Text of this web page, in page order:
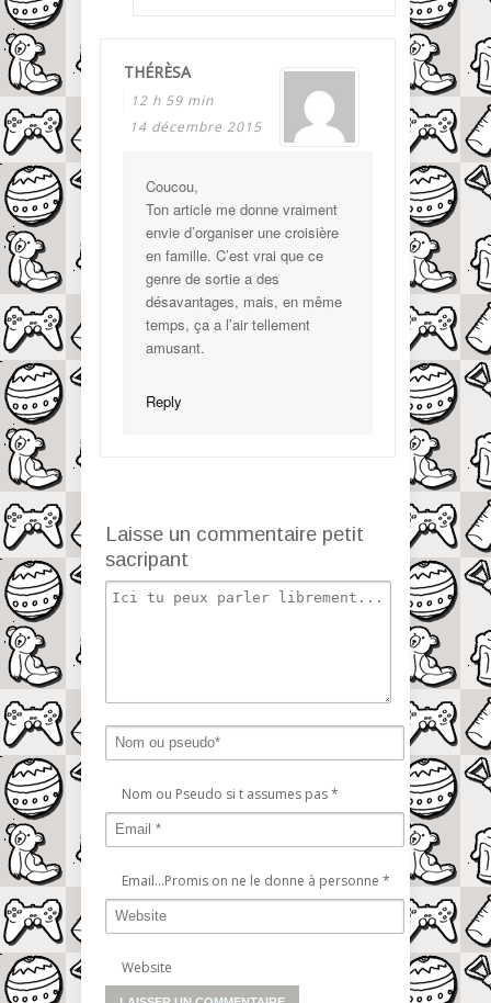
THÉRÈSA
12 h 59 min
14 décembre 2015
Coucou,
Ton article me donne vraiment
envie d’organiser une croisière
en famille. C’est vrai que ce
genre de sortie a des
désavantages, mais, en même
temps, ça a l’air tellement
amusant.
Reply
Laisse un commentaire petit
sacripant
Nom ou Pseudo si t assumes pas*
Email...Promis on ne le donne à personne *
Website